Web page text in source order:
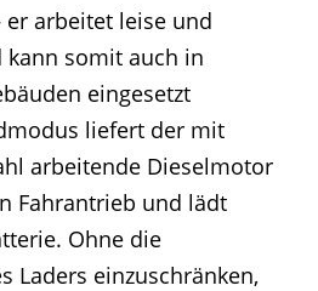
er arbeitet leise und
somit auch in
eingesetzt
liefert der mit
arbeitende Dieselmotor
Fahrantrieb und lädt
Ohne die
Laders einzuschränken,